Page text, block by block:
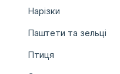
Нарізки
Паштети та зельці
Птиця